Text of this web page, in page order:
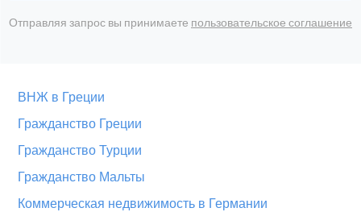
Отправляя запрос вы принимаете пользовательское соглашение
ВНЖ в Греции
Гражданство Греции
Гражданство Турции
Гражданство Мальты
Коммерческая недвижимость в Германии